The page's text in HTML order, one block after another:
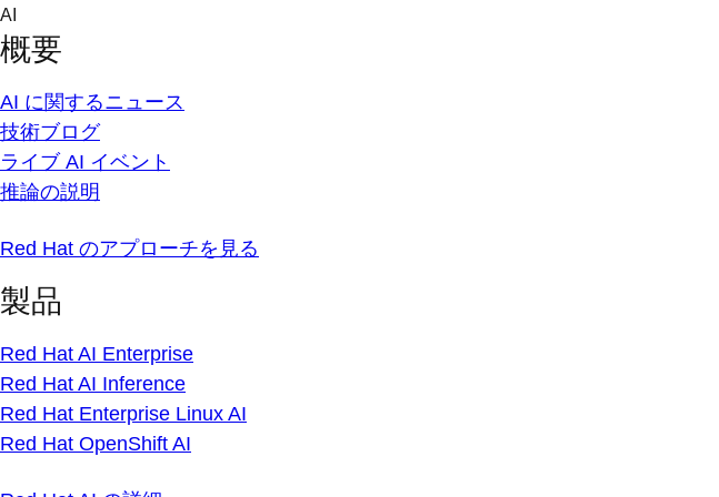
Skip
content
AI
概要
AI に関するニュース
技術ブログ
ライブ AI イベント
推論の説明
Red Hat のアプローチを見る
製品
Red Hat AI Enterprise
Red Hat AI Inference
Red Hat Enterprise Linux AI
Red Hat OpenShift AI